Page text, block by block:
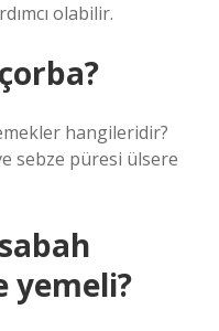
olabilir.
hangileridir?
sebze püresi ülsere
yemeli?